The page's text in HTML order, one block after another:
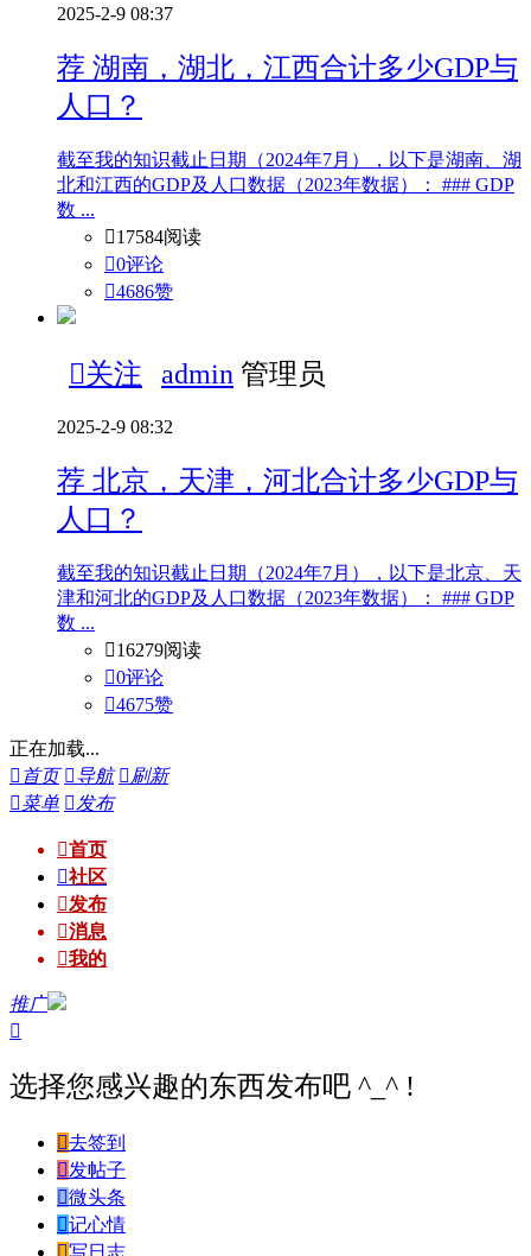
2025-2-9 08:37
荐 湖南，湖北，江西合计多少GDP与
人口？
截至我的知识截止日期（2024年7月），以下是湖南、湖
北和江西的GDP及人口数据（2023年数据）： ### GDP
数 ...
17584阅读
0评论
4686赞
关注 admin 管理员
2025-2-9 08:32
荐 北京，天津，河北合计多少GDP与
人口？
截至我的知识截止日期（2024年7月），以下是北京、天
津和河北的GDP及人口数据（2023年数据）： ### GDP
数 ...
16279阅读
0评论
4675赞
正在加载...
 首页 导航 刷新
菜单 发布
首页
社区
发布
消息
我的
推广

选择您感兴趣的东西发布吧 ^_^ !
去签到
发帖子
微头条
记心情
写日志